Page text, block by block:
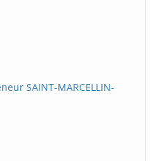
SAINT-MARCELLIN-